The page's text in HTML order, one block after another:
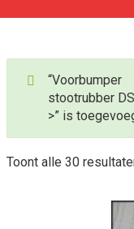
“Voorbumper
stootrubber
>” is
Toont alle 30